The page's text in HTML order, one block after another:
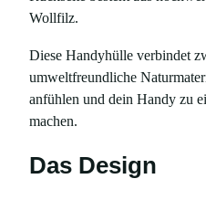
o
k
m
i
t
S
p
Wollfilz.
Diese Handyhülle verbindet
umweltfreundliche
anfühlen und dein Handy zu
machen.
Das Design